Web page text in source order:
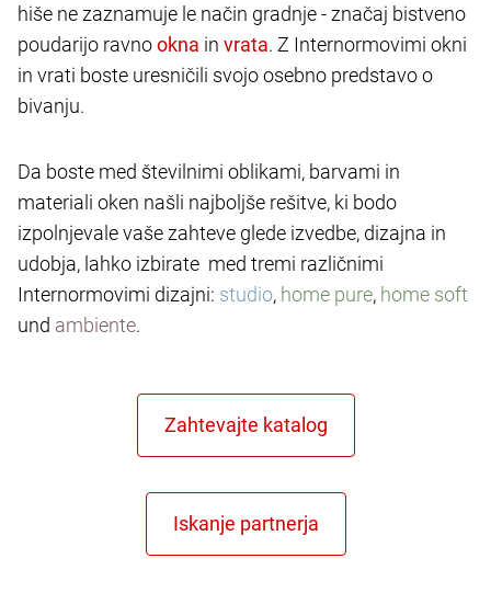
hiše ne zaznamuje le način gradnje - značaj bistveno
poudarijo ravno
in
. Z Internormovimi okni
in vrati boste uresničili svojo osebno predstavo o
bivanju.
Da boste med številnimi oblikami, barvami in
materiali oken našli najboljše rešitve, ki bodo
izpolnjevale vaše zahteve glede izvedbe, dizajna in
udobja, lahko izbirate med tremi različnimi
Internormovimi dizajni: studio, home pure, home soft
und ambiente.